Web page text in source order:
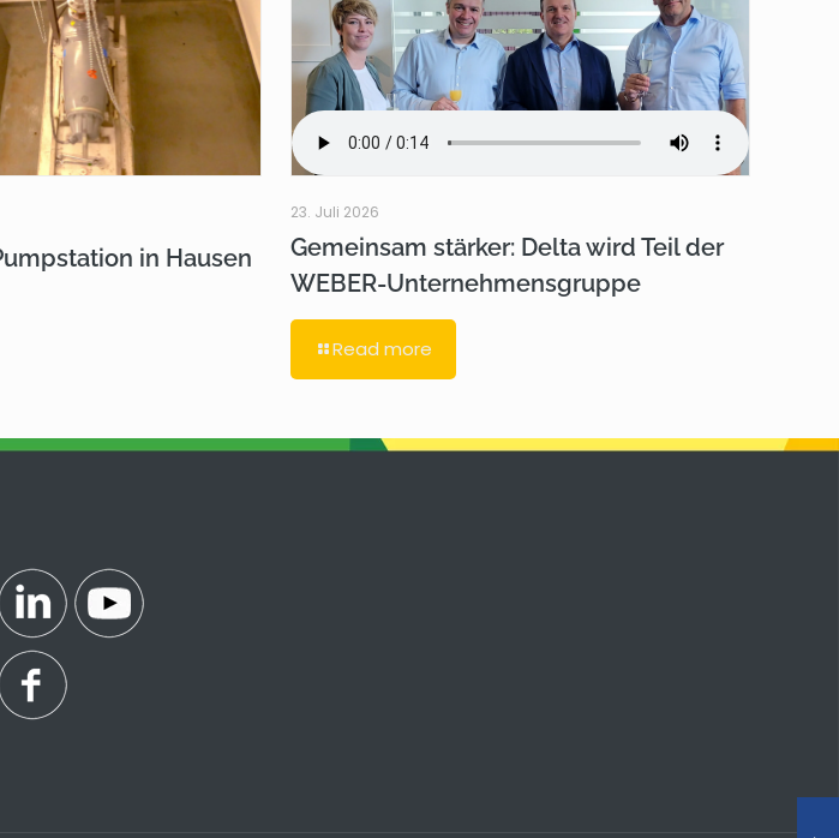
in Hausen
23. Juli 2026
Gemeinsam stärker: Delta wird Teil der
WEBER-Unternehmensgruppe
Read more